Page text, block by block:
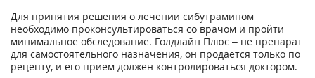
Для принятия решения о лечении сибутрамином
необходимо проконсультироваться со врачом и пройти
минимальное обследование. Голдлайн Плюс – не препарат
для самостоятельного назначения, он продается только по
рецепту, и его прием должен контролироваться доктором.